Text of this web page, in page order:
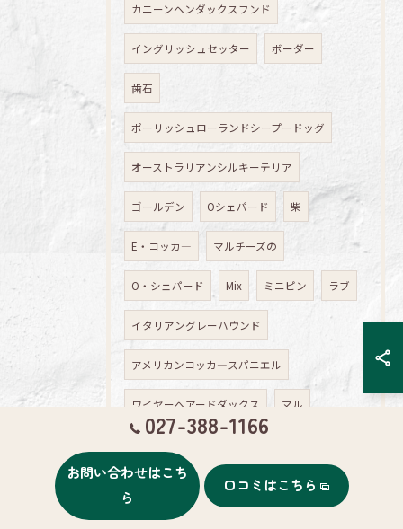
カニーンヘンダックスフンド
イングリッシュセッター ボーダー
歯石
ポーリッシュローランドシープードッグ
オーストラリアンシルキーテリア
ゴールデン Oシェパード 柴
E・コッカ― マルチーズの
O・シェパード Mix ミニピン ラブ
イタリアングレーハウンド
アメリカンコッカ―スパニエル
ワイヤーへアードダックス マル
シュナのハニー
ワイヤーベアードダックス
027-388-1166
お問い合わせはこち
ら
口コミはこちら